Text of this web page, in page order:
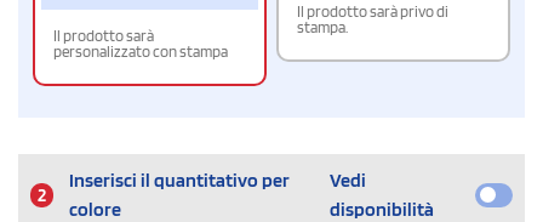
Il prodotto sarà
personalizzato con stampa
Il prodotto sarà privo di
stampa.
2
Inserisci il quantitativo per
colore
Vedi
disponibilità